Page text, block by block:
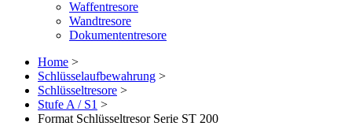
Waffentresore
Wandtresore
Dokumententresore
Home >
Schlüsselaufbewahrung >
Schlüsseltresore >
Stufe A / S1 >
Format Schlüsseltresor Serie ST 200